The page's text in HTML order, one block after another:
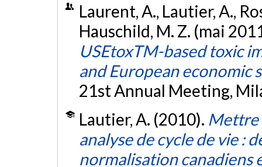
Laurent, A., Lautier, A.,
Hauschild, M. Z. (mai
USEtoxTM-based toxic
and European economic
21st Annual Meeting,
Lautier, A. (2010). Mettre
analyse de cycle de vie :
normalisation